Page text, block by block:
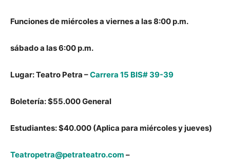
Funciones de miércoles a viernes a las 8:00 p.m.
sábado a las 6:00 p.m.
Lugar: Teatro Petra –Carrera 15 BIS# 39-39
Boletería: $55.000 General
Estudiantes: $40.000 (Aplica para miércoles y jueves)
Teatropetra@petrateatro.com –